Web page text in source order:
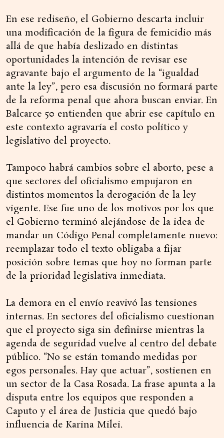
En ese rediseño, el Gobierno descarta incluir
una modificación de la figura de femicidio más
allá de que había deslizado en distintas
oportunidades la intención de revisar ese
agravante bajo el argumento de la “igualdad
ante la ley”, pero esa discusión no formará parte
de la reforma penal que ahora buscan enviar. En
Balcarce 50 entienden que abrir ese capítulo en
este contexto agravaría el costo político y
legislativo del proyecto.
Tampoco habrá cambios sobre el aborto, pese a
que sectores del oficialismo empujaron en
distintos momentos la derogación de la ley
vigente. Ese fue uno de los motivos por los que
el Gobierno terminó alejándose de la idea de
mandar un Código Penal completamente nuevo:
reemplazar todo el texto obligaba a fijar
posición sobre temas que hoy no forman parte
de la prioridad legislativa inmediata.
La demora en el envío reavivó las tensiones
internas. En sectores del oficialismo cuestionan
que el proyecto siga sin definirse mientras la
agenda de seguridad vuelve al centro del debate
público. “No se están tomando medidas por
egos personales. Hay que actuar”, sostienen en
un sector de la Casa Rosada. La frase apunta a la
disputa entre los equipos que responden a
Caputo y el área de Justicia que quedó bajo
influencia de Karina Milei.